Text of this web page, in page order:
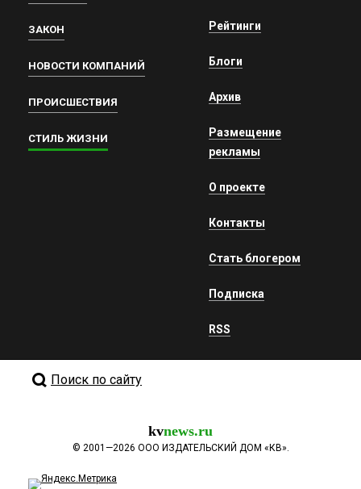
ЗАКОН
НОВОСТИ КОМПАНИЙ
ПРОИСШЕСТВИЯ
СТИЛЬ ЖИЗНИ
Рейтинги
Блоги
Архив
Размещение
рекламы
О проекте
Контакты
Стать блогером
Подписка
RSS
Поиск по сайту
kvnews.ru
© 2001—2026 ООО ИЗДАТЕЛЬСКИЙ ДОМ «КВ».